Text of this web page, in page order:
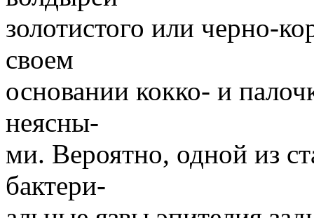
золотистого или черно-
своем
основании кокко- и
неясны-
ми. Вероятно, одной из
бактери-